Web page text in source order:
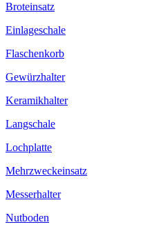
Broteinsatz
Einlageschale
Flaschenkorb
Gewürzhalter
Keramikhalter
Langschale
Lochplatte
Mehrzweckeinsatz
Messerhalter
Nutboden